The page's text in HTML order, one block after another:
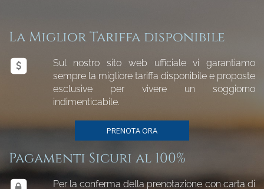
La Miglior Tariffa disponibile
Sul nostro sito web ufficiale vi garantiamo
sempre la migliore tariffa disponibile e proposte
esclusive per vivere un soggiorno
indimenticabile.
PRENOTA ORA
Pagamenti Sicuri al 100%
Per la conferma della prenotazione con carta di